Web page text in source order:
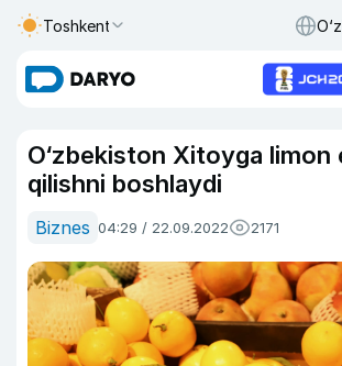
Toshkent
O‘zbekiston Xitoyga limon
qilishni boshlaydi
Biznes 04:29 / 22.09.2022 2171